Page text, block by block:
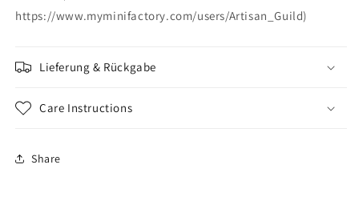
https://www.myminifactory.com/users/Artisan_Guild)
Lieferung & Rückgabe
Care Instructions
Share